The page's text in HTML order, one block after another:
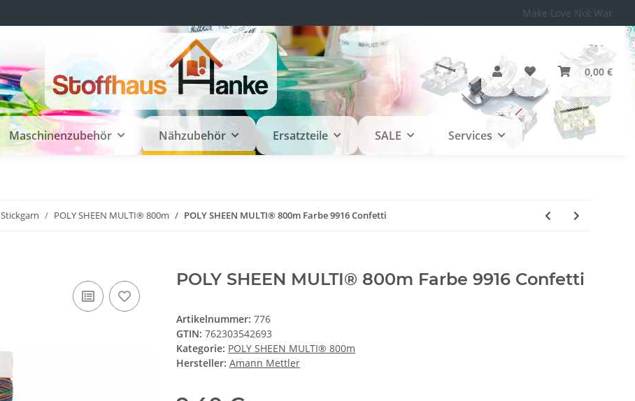
Make Love Not War
0,00 €
Maschinenzubehör Nähzubehör Ersatzteile SALE Services
Stickgarn POLY SHEEN MULTI® 800m POLY SHEEN MULTI® 800m Farbe 9916 Confetti
POLY SHEEN MULTI® 800m Farbe 9916 Confetti
Artikelnummer: 776
GTIN: 762303542693
Kategorie: POLY SHEEN MULTI® 800m
Hersteller: Amann Mettler